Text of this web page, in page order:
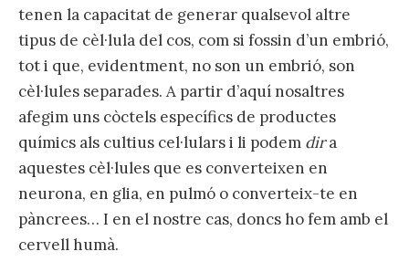
tenen la capacitat de generar qualsevol altre
tipus de cèl·lula del cos, com si fossin d’un embrió,
tot i que, evidentment, no son un embrió, son
cèl·lules separades. A partir d’aquí nosaltres
afegim uns còctels específics de productes
químics als cultius cel·lulars i li podem dira
aquestes cèl·lules que es converteixen en
neurona, en glia, en pulmó o converteix-te en
pàncrees… I en el nostre cas, doncs ho fem amb el
cervell humà.